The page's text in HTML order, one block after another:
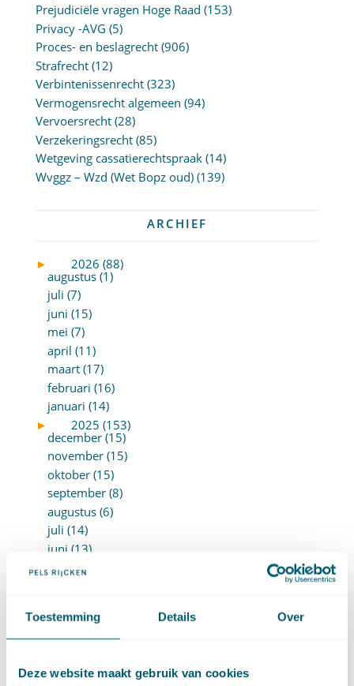
Toestemming Details Over
Deze website maakt gebruik van cookies
Prejudiciële vragen Hoge Raad (153)
Privacy -AVG (5)
Proces- en beslagrecht(906)
Strafrecht(12)
Verbintenissenrecht(323)
Vermogensrecht algemeen (94)
Vervoersrecht(28)
Verzekeringsrecht(85)
Wetgeving cassatierechtspraak(14)
Wvggz – Wzd (Wet Bopz oud)(139)
ARCHIEF
►
2026 (88)
augustus (1)
juli (7)
juni (15)
mei (7)
april (11)
maart (17)
februari (16)
januari (14)
►
2025 (153)
december (15)
november (15)
oktober (15)
september (8)
augustus (6)
juli (14)
juni (13)
mei (13)
februari (16)
januari (15)
december (16)